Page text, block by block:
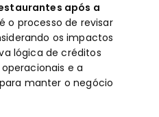
após a
é o processo de revisar
os impactos
lógica de créditos
e a
manter o negócio